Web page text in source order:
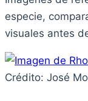
especie,
visuales antes
Crédito: José